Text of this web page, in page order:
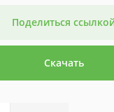
Поделиться
Скачать